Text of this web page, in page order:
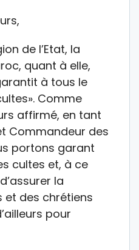
de l’Etat, la
quant à elle,
à tous le
Comme
affirmé, en tant
Commandeur des
portons garant
cultes et, à ce
la
et des chrétiens
pour